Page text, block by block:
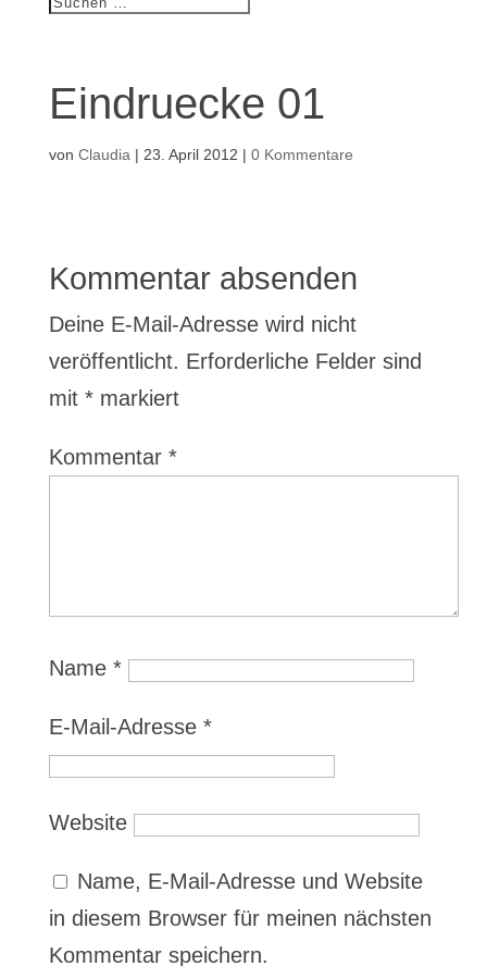
Eindruecke 01
von Claudia | 23. April 2012 | 0 Kommentare
Kommentar absenden
Deine E-Mail-Adresse wird nicht
veröffentlicht. Erforderliche Felder sind
mit *markiert
Kommentar *
Name *
E-Mail-Adresse *
Website
Name, E-Mail-Adresse und Website
in diesem Browser für meinen nächsten
Kommentar speichern.